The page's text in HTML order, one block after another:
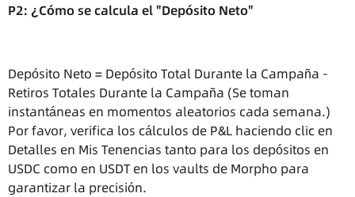
P2: ¿Cómo se calcula el "Depósito Neto"
Depósito Neto = Depósito Total Durante la Campaña -
Retiros Totales Durante la Campaña (Se toman
instantáneas en momentos aleatorios cada semana.)
Por favor, verifica los cálculos de P&L haciendo clic en
Detalles en Mis Tenencias tanto para los depósitos en
USDC como en USDT en los vaults de Morpho para
garantizar la precisión.